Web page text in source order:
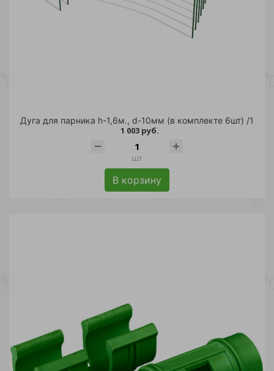
Дуга для парника h-1,6м., d-10мм (в комплекте 6шт) /1
1 003 руб.
шт
В корзину